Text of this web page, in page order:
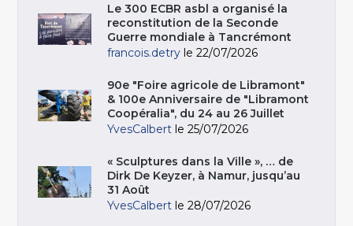
Le 300 ECBR asbl a organisé la
reconstitution de la Seconde
Guerre mondiale à Tancrémont
francois.detry le 22/07/2026
90e "Foire agricole de Libramont"
& 100e Anniversaire de "Libramont
Coopéralia", du 24 au 26 Juillet
YvesCalbert le 25/07/2026
« Sculptures dans la Ville », … de
Dirk De Keyzer, à Namur, jusqu’au
31 Août
YvesCalbert le 28/07/2026